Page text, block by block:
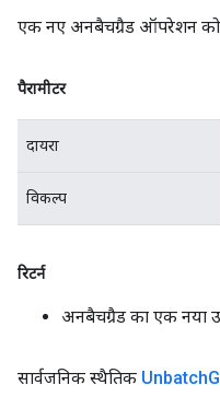
एक नए अनबैचग्रैड ऑपरेशन को
पैरामीटर
दायरा
विकल्प
रिटर्न
अनबैचग्रैड का एक नया
सार्वजनिक स्थैतिक Unbatch